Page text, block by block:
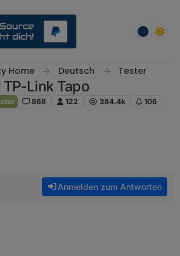
Home Deutsch Tester
Link Tapo
868 122 384.4k 106
Anmelden zum Antworten